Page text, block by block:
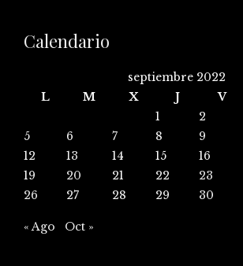
Calendario
septiembre 2022
L
M X J V
1
2
5
6 7 8 9
12
13 14 15 16
19
20 21 22 23
26
27 28 29 30
« Ago Oct »